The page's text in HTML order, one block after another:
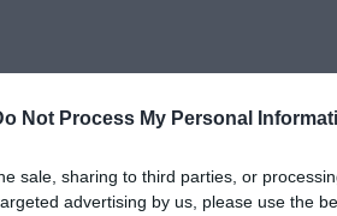
Not Process My Personal
sale, sharing to third parties, or
advertising by us, please use the